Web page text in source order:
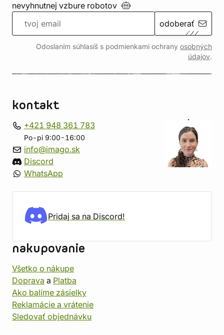
nevyhnutnej vzbure robotov
odoberať
Odoslaním súhlasíš s podmienkami ochrany osobných
údajov.
kontakt
+421 948 361 783
Po-pi 9:00-16:00
info@imago.sk
Discord
WhatsApp
Pridaj sa na Discord!
nakupovanie
Všetko o nákupe
Doprava a Platba
Ako balíme zásielky
Reklamácie a vrátenie
Sledovať objednávku